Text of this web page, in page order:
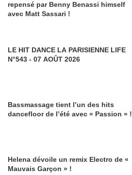
repensé par Benny Benassi himself
avec Matt Sassari !
LE HIT DANCE LA PARISIENNE LIFE
N°543 - 07 AOÛT 2026
Bassmassage tient l’un des hits
dancefloor de l’été avec « Passion » !
Helena dévoile un remix Electro de «
Mauvais Garçon » !